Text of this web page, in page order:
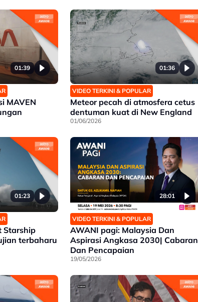
01:39
MAVEN
01:36
VIDEO TERKINI & POPULAR
Meteor pecah di atmosfera cetus
dentuman kuat di New England
01/06/2026
01:23
Starship
terbaharu
28:01
VIDEO TERKINI & POPULAR
AWANI pagi: Malaysia Dan
Aspirasi Angkasa 2030| Cabaran
Dan Pencapaian
19/05/2026